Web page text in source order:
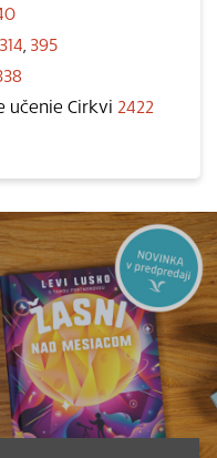
314 395
učenie Cirkvi 2422